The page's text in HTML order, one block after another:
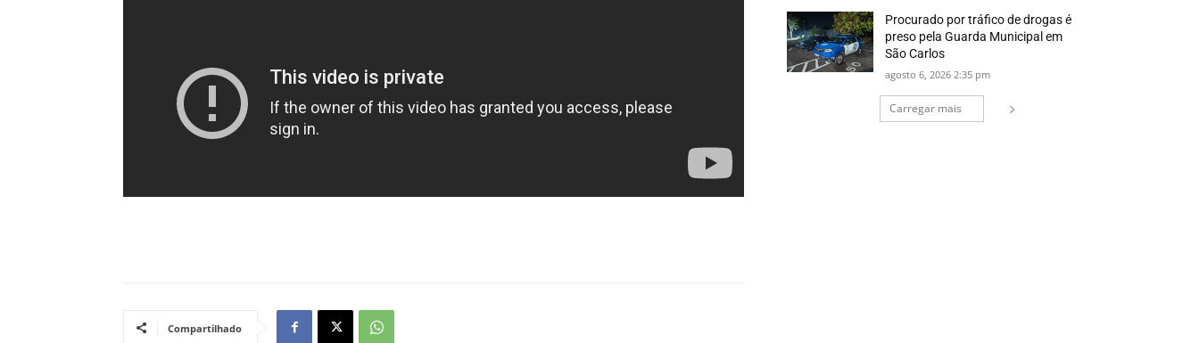
Compartilhado
Procurado por tráfico de drogas é
preso pela Guarda Municipal em
São Carlos
agosto 6, 2026 2:35 pm
Carregar mais